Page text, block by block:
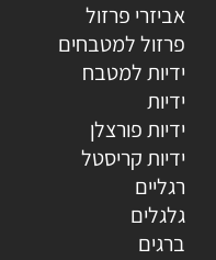
אביזרי פרזול
פרזול למטבחים
ידיות למטבח
ידיות
ידיות פורצלן
ידיות קריסטל
רגליים
גלגלים
ברגים